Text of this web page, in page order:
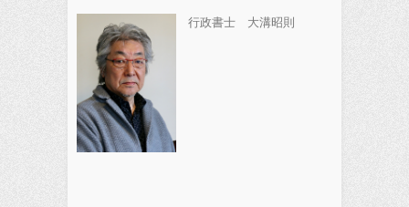
行政書士 大溝昭則